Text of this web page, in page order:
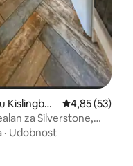
Kislingbur
Prosječna
4,85 (53)
za Silverstone,
· Udobnost